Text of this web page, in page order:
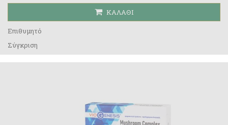
ΚΑΛΆΘΙ
Επιθυμητό
Σύγκριση